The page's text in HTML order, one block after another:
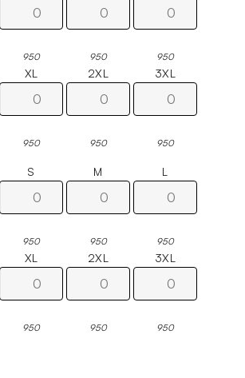
950 950 950
XL
950
2XL
950
3XL
950
S
950
M
950
L
950
XL
950
2XL
950
3XL
950